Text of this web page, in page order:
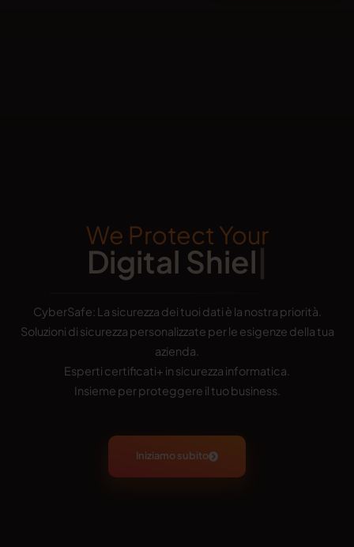
We Protect Your
Digital Shield
CyberSafe: La sicurezza dei tuoi dati è la nostra priorità.
Soluzioni di sicurezza personalizzate per le esigenze della tua
azienda.
Esperti certificati+ in sicurezza informatica.
Insieme per proteggere il tuo business.
Iniziamo subito